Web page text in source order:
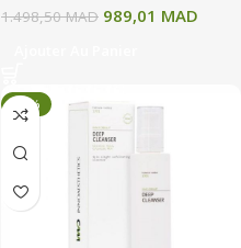
1.498,50MAD 989,01 MAD
-34%